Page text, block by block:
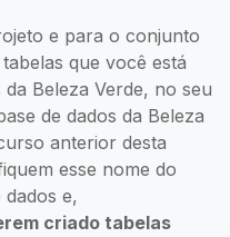
e para o conjunto
que você está
Beleza Verde, no seu
de dados da Beleza
anterior desta
esse nome do
e,
criado tabelas